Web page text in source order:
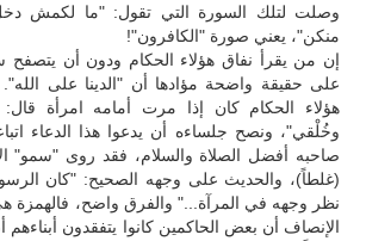
وصلت لتلك السورة التي تقول: "ما لكمش
منكن"، يعني صورة "الكافرون"!
إن من يقرأ نفاق هؤلاء الحكام ودون أن يتصفح
على حقيقة واضحة مؤادها أن "الدينا على
هؤلاء الحكام كان إذا مرت أمامه امرأة
وخُلْقي"، ونصح جلساءه أن يدعوا هذا الدعاء
صاحبه أفضل الصلاة والسلام، فقد روى "سمو"
(غلطاً)، والحديث على وجهه الصحيح: "كان
نظر وجهه في المرآة..." والفرق واضح،
الإنصاف أن بعض الحاكمين كانوا يتفقدون